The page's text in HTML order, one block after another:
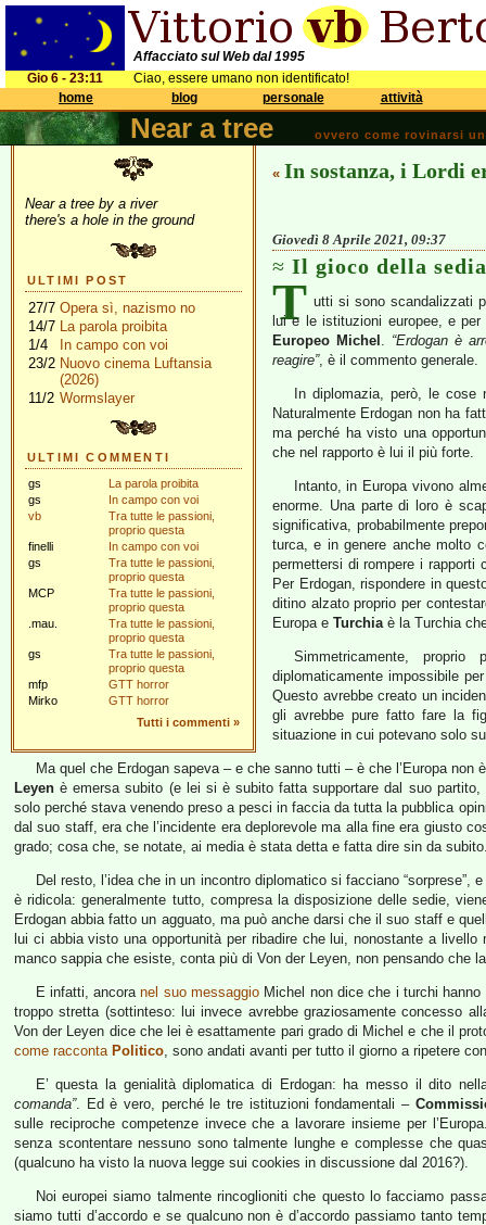
Affacciato sul Web dal 1995
Gio 6 - 23:11
Ciao, essere umano non identificato!
home
blog personale attività
Near a tree ovvero come rovinarsi
Near a tree by a river
there's a hole in the ground
ULTIMI POST
27/7 Opera sì, nazismo no
14/7 La parola proibita
1/4
In campo con voi
23/2 Nuovo cinema Luftansia
(2026)
11/2 Wormslayer
ULTIMI COMMENTI
gs
La parola proibita
gs
In campo con voi
vb
Tra tutte le passioni,
proprio questa
finelli
In campo con voi
gs
Tra tutte le passioni,
proprio questa
MCP
Tra tutte le passioni,
proprio questa
.mau.
Tra tutte le passioni,
proprio questa
gs
Tra tutte le passioni,
proprio questa
mfp
GTT horror
Mirko
GTT horror
Tutti i commenti »
« In sostanza, i Lordi
Giovedì 8 Aprile 2021, 09:37
Il gioco della sedia
T utti si sono scandalizzati
lui e le istituzioni europee, e
Europeo Michel . “Erdogan è
reagire”, è il commento generale.
In diplomazia, però, le
Naturalmente Erdogan non ha
ma perché ha visto una
che nel rapporto è lui il più forte.
Intanto, in Europa vivono
enorme. Una parte di loro è
significativa, probabilmente
turca, e in genere anche molto
permettersi di rompere i rapporti
Per Erdogan, rispondere in
ditino alzato proprio per
Europa e Turchiaè la Turchia
Simmetricamente,
diplomaticamente impossibile
Questo avrebbe creato un
gli avrebbe pure fatto fare la
situazione in cui potevano solo
Ma quel che Erdogan sapeva – e che sanno tutti – è che l’Europa
Leyen è emersa subito (e lei si è subito fatta supportare dal suo partito,
solo perché stava venendo preso a pesci in faccia da tutta la pubblica
dal suo staff, era che l’incidente era deplorevole ma alla fine era giusto
grado; cosa che, se notate, ai media è stata detta e fatta dire sin da
Del resto, l’idea che in un incontro diplomatico si facciano
è ridicola: generalmente tutto, compresa la disposizione delle sedie,
Erdogan abbia fatto un agguato, ma può anche darsi che il suo staff e
lui ci abbia visto una opportunità per ribadire che lui, nonostante a
manco sappia che esiste, conta più di Von der Leyen, non pensando che
E infatti, ancoranel suo messaggio Michel non dice che i turchi
troppo stretta (sottinteso: lui invece avrebbe graziosamente concesso
Von der Leyen dice che lei è esattamente pari grado di Michel e che il
come racconta Politico, sono andati avanti per tutto il giorno a ripetere
E’ questa la genialità diplomatica di Erdogan: ha messo il dito
comanda”. Ed è vero, perché le tre istituzioni fondamentali –
sulle reciproche competenze invece che a lavorare insieme per
senza scontentare nessuno sono talmente lunghe e complesse che
(qualcuno ha visto la nuova legge sui cookies in discussione dal 2016?).
Noi europei siamo talmente rincoglioniti che questo lo facciamo
siamo tutti d’accordo e se qualcuno non è d’accordo passiamo tanto